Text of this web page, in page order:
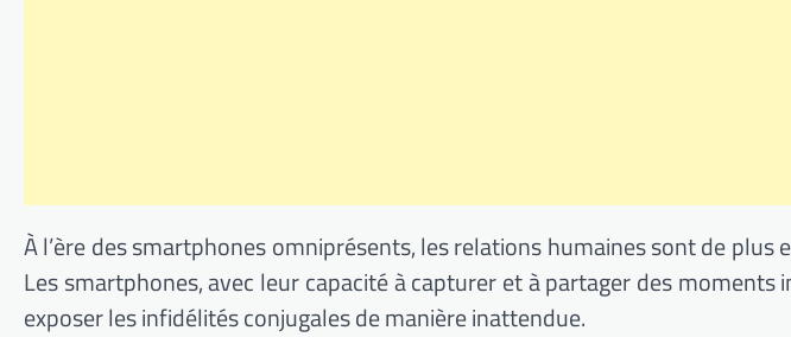
À l’ère des smartphones omniprésents, les relations humaines sont de plus
Les smartphones, avec leur capacité à capturer et à partager des
exposer les infidélités conjugales de manière inattendue.